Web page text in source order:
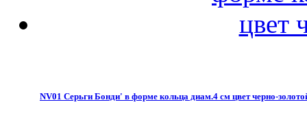
NV01 Серьги Бонди' в форме кольца диам.4 см цвет черно-